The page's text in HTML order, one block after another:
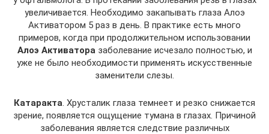
увеличивается. Необходимо закапывать глаза Алоэ
Активатором 5 раз в день. В практике есть много
примеров, когда при продолжительном использовании
Алоэ Активатора заболевание исчезало полностью, и
уже не было необходимости применять искусственные
заменители слезы.
Катаракта . Хрусталик глаза темнеет и резко снижается
зрение, появляется ощущение тумана в глазах. Причиной
заболевания является следствие различных